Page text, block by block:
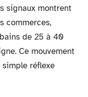
signaux montrent
commerces,
de 25 à 40
Ce mouvement
simple réflexe